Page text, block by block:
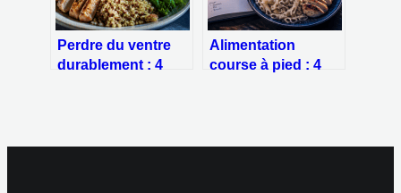
Perdre du ventre
durablement : 4
Alimentation
course à pied : 4
récupération